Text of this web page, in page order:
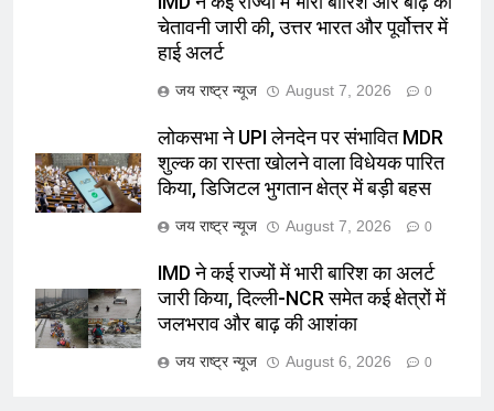
चेतावनी जारी की, उत्तर भारत और पूर्वोत्तर में
हाई अलर्ट
जय राष्ट्र न्यूज August 7, 2026 0
लोकसभा ने UPI लेनदेन पर संभावित MDR
शुल्क का रास्ता खोलने वाला विधेयक पारित
किया, डिजिटल भुगतान क्षेत्र में बड़ी बहस
जय राष्ट्र न्यूज August 7, 2026 0
IMD ने कई राज्यों में भारी बारिश का अलर्ट
जारी किया, दिल्ली-NCR समेत कई क्षेत्रों में
जलभराव और बाढ़ की आशंका
जय राष्ट्र न्यूज August 6, 2026 0